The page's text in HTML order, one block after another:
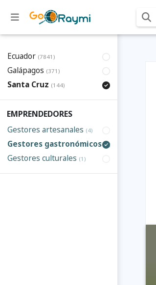
Ecuador (7841)
Galápagos (371)
Santa Cruz (144)
EMPRENDEDORES
Gestores artesanales (4)
Gestores gastronómicos(5)
Gestores culturales (1)